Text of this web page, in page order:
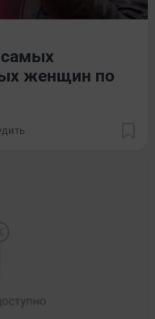
самых
женщин по